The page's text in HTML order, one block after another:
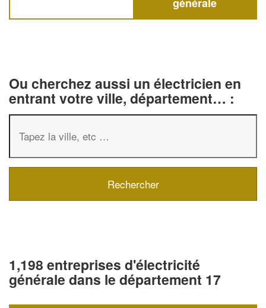
Ou cherchez aussi un électricien en
entrant votre ville, département… :
1,198 entreprises d'électricité
générale dans le département 17